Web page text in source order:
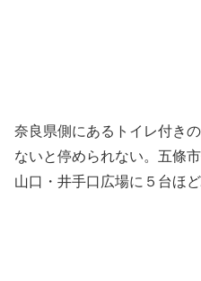
奈良県側にあるトイレ付き
ないと停められない。五條
山口・井手口広場に５台ほど